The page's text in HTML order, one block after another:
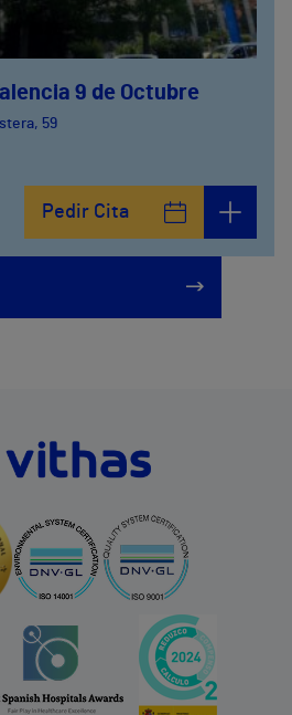
9 de Octubre
59
Pedir Cita